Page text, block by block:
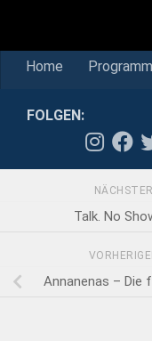
Home Programm
FOLGEN:
Talk. No
Annanenas – Die